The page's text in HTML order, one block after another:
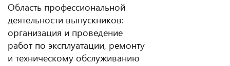
Область профессиональной
деятельности выпускников:
организация и проведение
работ по эксплуатации, ремонту
и техническому обслуживанию